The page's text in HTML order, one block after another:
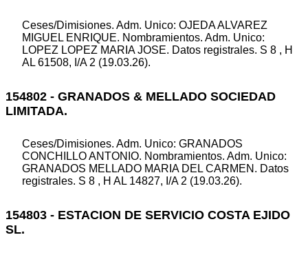
Ceses/Dimisiones. Adm. Unico: OJEDA ALVAREZ
MIGUEL ENRIQUE. Nombramientos. Adm. Unico:
LOPEZ LOPEZ MARIA JOSE. Datos registrales. S 8 , H
AL 61508, I/A 2 (19.03.26).
154802 - GRANADOS & MELLADO SOCIEDAD
LIMITADA.
Ceses/Dimisiones. Adm. Unico: GRANADOS
CONCHILLO ANTONIO. Nombramientos. Adm. Unico:
GRANADOS MELLADO MARIA DEL CARMEN. Datos
registrales. S 8 , H AL 14827, I/A 2 (19.03.26).
154803 - ESTACION DE SERVICIO COSTA EJIDO
SL.